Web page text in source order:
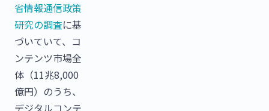
省情報通信政策
研究の調査に基
づいていて、コ
ンテンツ市場全
体（11兆8,000
億円）のうち、
デジタルコンテ